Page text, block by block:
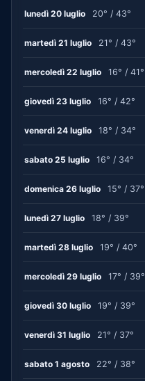
lunedì 20 luglio 20° / 43°
martedì 21 luglio 21° / 43°
mercoledì 22 luglio 16° / 41°
giovedì 23 luglio 16° / 42°
venerdì 24 luglio 18° / 34°
sabato 25 luglio 16° / 34°
domenica 26 luglio 15° / 37°
lunedì 27 luglio 18° / 39°
martedì 28 luglio 19° / 40°
mercoledì 29 luglio 17° / 39°
giovedì 30 luglio 19° / 39°
venerdì 31 luglio 21° / 37°
sabato 1 agosto 22° / 38°